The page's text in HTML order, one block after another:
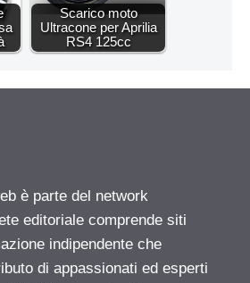
Scarico moto
Ultracone per Aprilia
RS4 125cc
è parte del network
editoriale comprende siti
indipendente che
di appassionati ed esperti